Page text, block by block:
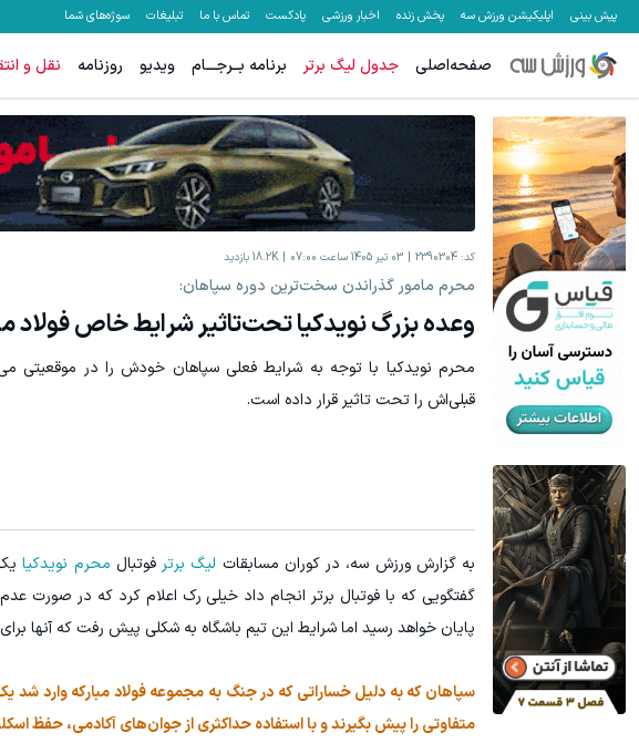
پیش بینی اپلیکیشن ورزش سه پخش زنده اخبار ورزشی پادکست تماس با ما تبلیغات سوژه‌های شما
صفحه‌اصلی جدول لیگ برتر برنامه بــرجـــام ویدیو روزنامه نقل و
کد: 2390304 03 تیر 1405 ساعت 07:00 18.2K بازدید
محرم مامور گذراندن سخت‌ترین دوره سپاهان:
وعده بزرگ نویدکیا تحت‌تاثیر شرایط خاص فولاد
محرم نویدکیا با توجه به شرایط فعلی سپاهان خودش را در موقعیتی
قبلی‌اش را تحت تاثیر قرار داده است.
به گزارش ورزش سه، در کوران مسابقات لیگ برترفوتبال محرم نویدکیا
گفتگویی که با فوتبال برتر انجام داد خیلی رک اعلام کرد که در صورت
پایان خواهد رسید اما شرایط این تیم باشگاه به شکلی پیش رفت که آنها
سپاهان که به دلیل خساراتی که در جنگ به مجموعه فولاد مبارکه وارد شد
متفاوتی را پیش بگیرند و با استفاده حداکثری از جوان‌های آکادمی، حفظ